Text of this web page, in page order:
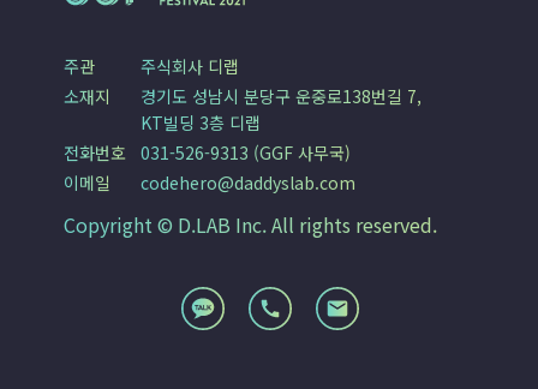
주관
주식회사 디랩
소재지
경기도 성남시 분당구 운중로138번길 7,
KT빌딩 3층 디랩
전화번호
031-526-9313 (GGF 사무국)
이메일
codehero@daddyslab.com
Copyright © D.LAB Inc. All rights reserved.